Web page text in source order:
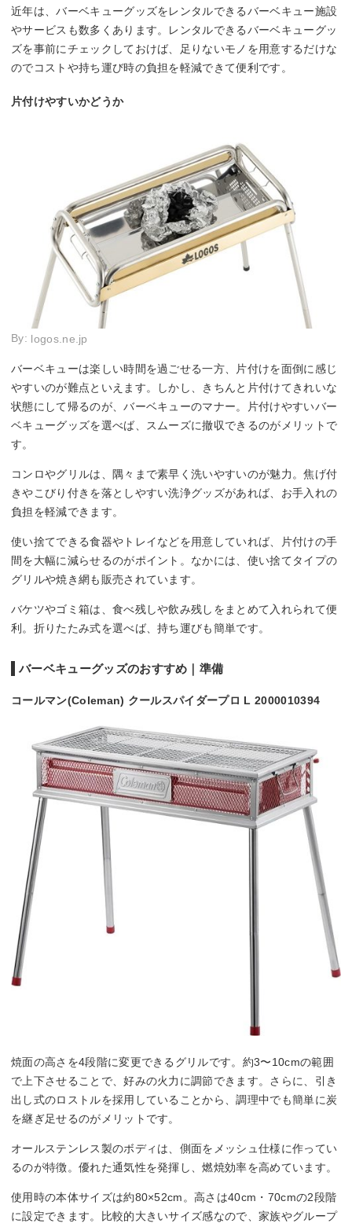
近年は、バーベキューグッズをレンタルできるバーベキュー施設
やサービスも数多くあります。レンタルできるバーベキューグッ
ズを事前にチェックしておけば、足りないモノを用意するだけな
のでコストや持ち運び時の負担を軽減できて便利です。
片付けやすいかどうか
By: logos.ne.jp
バーベキューは楽しい時間を過ごせる一方、片付けを面倒に感じ
やすいのが難点といえます。しかし、きちんと片付けてきれいな
状態にして帰るのが、バーベキューのマナー。片付けやすいバー
ベキューグッズを選べば、スムーズに撤収できるのがメリットで
す。
コンロやグリルは、隅々まで素早く洗いやすいのが魅力。焦げ付
きやこびり付きを落としやすい洗浄グッズがあれば、お手入れの
負担を軽減できます。
使い捨てできる食器やトレイなどを用意していれば、片付けの手
間を大幅に減らせるのがポイント。なかには、使い捨てタイプの
グリルや焼き網も販売されています。
バケツやゴミ箱は、食べ残しや飲み残しをまとめて入れられて便
利。折りたたみ式を選べば、持ち運びも簡単です。
バーベキューグッズのおすすめ｜準備
コールマン(Coleman) クールスパイダープロ L 2000010394
焼面の高さを4段階に変更できるグリルです。約3〜10cmの範囲
で上下させることで、好みの火力に調節できます。さらに、引き
出し式のロストルを採用していることから、調理中でも簡単に炭
を継ぎ足せるのがメリットです。
オールステンレス製のボディは、側面をメッシュ仕様に作ってい
るのが特徴。優れた通気性を発揮し、燃焼効率を高めています。
使用時の本体サイズは約80×52cm。高さは40cm・70cmの2段階
に設定できます。比較的大きいサイズ感なので、家族やグループ